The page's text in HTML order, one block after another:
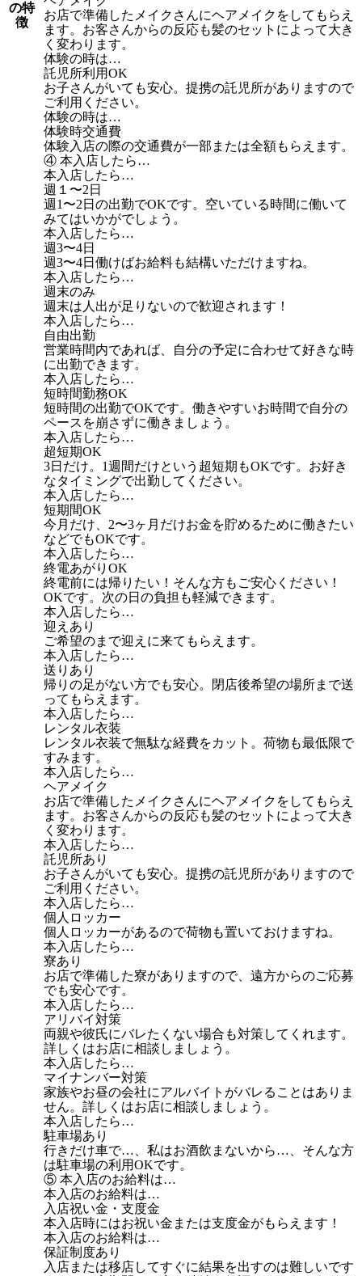
の特
徴
お店で準備したメイクさんにヘアメイクをしてもらえ
ます。お客さんからの反応も髪のセットによって大き
く変わります。
体験の時は…
託児所利用OK
お子さんがいても安心。提携の託児所がありますので
ご利用ください。
体験の時は…
体験時交通費
体験入店の際の交通費が一部または全額もらえます。
④ 本入店したら…
本入店したら…
週１〜2日
週1〜2日の出勤でOKです。空いている時間に働いて
みてはいかがでしょう。
本入店したら…
週3〜4日
週3〜4日働けばお給料も結構いただけますね。
本入店したら…
週末のみ
週末は人出が足りないので歓迎されます！
本入店したら…
自由出勤
営業時間内であれば、自分の予定に合わせて好きな時
に出勤できます。
本入店したら…
短時間勤務OK
短時間の出勤でOKです。働きやすいお時間で自分の
ペースを崩さずに働きましょう。
本入店したら…
超短期OK
3日だけ。1週間だけという超短期もOKです。お好き
なタイミングで出勤してください。
本入店したら…
短期間OK
今月だけ、2〜3ヶ月だけお金を貯めるために働きたい
などでもOKです。
本入店したら…
終電あがりOK
終電前には帰りたい！そんな方もご安心ください！
OKです。次の日の負担も軽減できます。
本入店したら…
迎えあり
ご希望のまで迎えに来てもらえます。
本入店したら…
送りあり
帰りの足がない方でも安心。閉店後希望の場所まで送
ってもらえます。
本入店したら…
レンタル衣装
レンタル衣装で無駄な経費をカット。荷物も最低限で
すみます。
本入店したら…
ヘアメイク
お店で準備したメイクさんにヘアメイクをしてもらえ
ます。お客さんからの反応も髪のセットによって大き
く変わります。
本入店したら…
託児所あり
お子さんがいても安心。提携の託児所がありますので
ご利用ください。
本入店したら…
個人ロッカー
個人ロッカーがあるので荷物も置いておけますね。
本入店したら…
寮あり
お店で準備した寮がありますので、遠方からのご応募
でも安心です。
本入店したら…
アリバイ対策
両親や彼氏にバレたくない場合も対策してくれます。
詳しくはお店に相談しましょう。
本入店したら…
マイナンバー対策
家族やお昼の会社にアルバイトがバレることはありま
せん。詳しくはお店に相談しましょう。
本入店したら…
駐車場あり
行きだけ車で…、私はお酒飲まないから…、そんな方
は駐車場の利用OKです。
⑤ 本入店のお給料は…
本入店のお給料は…
入店祝い金・支度金
本入店時にはお祝い金または支度金がもらえます！
本入店のお給料は…
保証制度あり
入店または移店してすぐに結果を出すのは難しいです